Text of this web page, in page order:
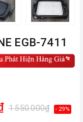
EGB-7411
1.550.000₫ - 29%